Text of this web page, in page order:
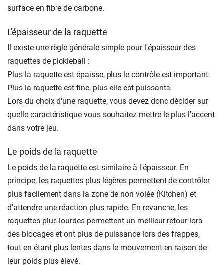
surface en fibre de carbone.
L'épaisseur de la raquette
Il existe une règle générale simple pour l'épaisseur des
raquettes de pickleball :
Plus la raquette est épaisse, plus le contrôle est important.
Plus la raquette est fine, plus elle est puissante.
Lors du choix d'une raquette, vous devez donc décider sur
quelle caractéristique vous souhaitez mettre le plus l'accent
dans votre jeu.
Le poids de la raquette
Le poids de la raquette est similaire à l'épaisseur. En
principe, les raquettes plus légères permettent de contrôler
plus facilement dans la zone de non volée (Kitchen) et
d'attendre une réaction plus rapide. En revanche, les
raquettes plus lourdes permettent un meilleur retour lors
des blocages et ont plus de puissance lors des frappes,
tout en étant plus lentes dans le mouvement en raison de
leur poids plus élevé.